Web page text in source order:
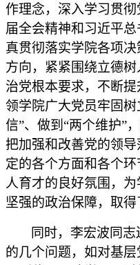
作理念，深入学习贯彻
届全会精神和习近平
真贯彻落实学院各项决
方向，紧紧围绕立德
治党根本要求，不断提
领学院广大党员牢固树
信”、做到“两个维护”
把加强和改善党的领
定的各个方面和各个环
人育才的良好氛围，
坚强的政治保障，取得
同时， 李宏波同
的几个问题，如对基